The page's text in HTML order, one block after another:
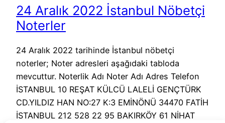
24 Aralık 2022 İstanbul Nöbetçi
Noterler
24 Aralık 2022 tarihinde İstanbul nöbetçi
noterler; Noter adresleri aşağıdaki tabloda
mevcuttur. Noterlik Adı Noter Adı Adres Telefon
İSTANBUL 10 REŞAT KÜLCÜ LALELİ GENÇTÜRK
CD.YILDIZ HAN NO:27 K:3 EMİNÖNÜ 34470 FATİH
İSTANBUL 212 528 22 95 BAKIRKÖY 61 NİHAT